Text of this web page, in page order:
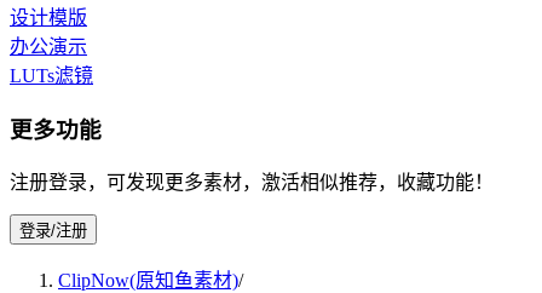
设计模版
办公演示
LUTs滤镜
更多功能
注册登录，可发现更多素材，激活相似推荐，收藏功能！
登录/注册
ClipNow(原知鱼素材)/